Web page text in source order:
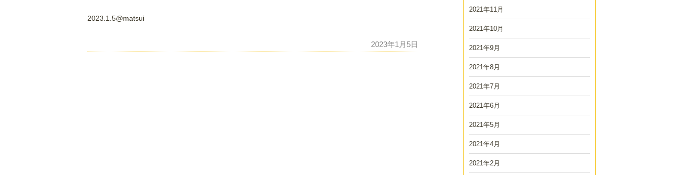
2023.1.5@matsui
2023年1月5日
2021年11月
2021年10月
2021年9月
2021年8月
2021年7月
2021年6月
2021年5月
2021年4月
2021年2月